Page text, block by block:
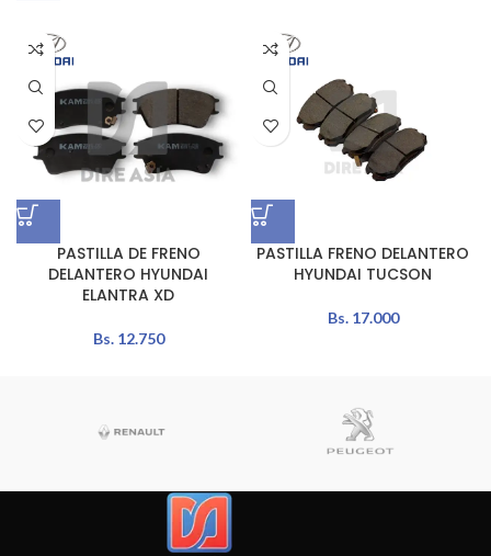
PASTILLA DE FRENO
DELANTERO HYUNDAI
ELANTRA XD
Bs.12.750
PASTILLA FRENO DELANTERO
HYUNDAI TUCSON
Bs.17.000